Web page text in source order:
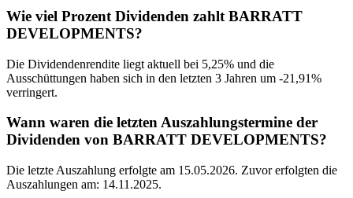
Wie viel Prozent Dividenden zahlt BARRATT
DEVELOPMENTS?
Die Dividendenrendite liegt aktuell bei 5,25% und die
Ausschüttungen haben sich in den letzten 3 Jahren um -21,91%
verringert.
Wann waren die letzten Auszahlungstermine der
Dividenden von BARRATT DEVELOPMENTS?
Die letzte Auszahlung erfolgte am 15.05.2026. Zuvor erfolgten die
Auszahlungen am: 14.11.2025.